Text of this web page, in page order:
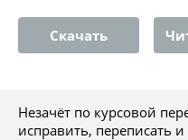
Скачать
Незачёт по курсовой
исправить, переписать и